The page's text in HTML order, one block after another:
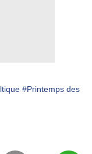
#Printemps des